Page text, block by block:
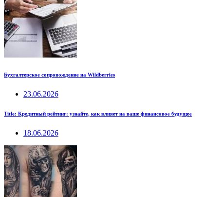
Бухгалтерское сопровождение на Wildberries
23.06.2026
Title: Кредитный рейтинг: узнайте, как влияет на ваше финансовое будущее
18.06.2026